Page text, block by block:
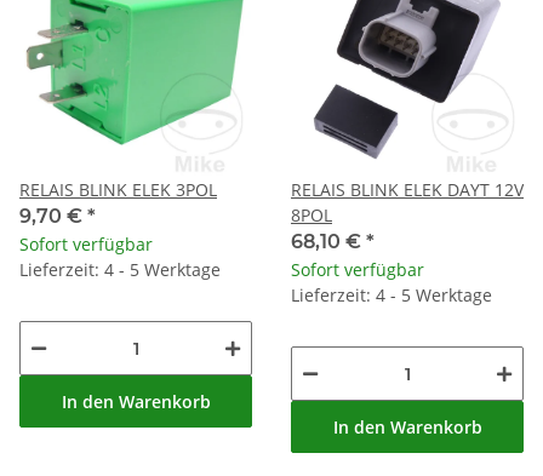
RELAIS BLINK ELEK 3POL
9,70 € *
Sofort verfügbar
Lieferzeit: 4 - 5 Werktage
In den Warenkorb
RELAIS BLINK ELEK DAYT 12V
8POL
68,10 € *
Sofort verfügbar
Lieferzeit: 4 - 5 Werktage
In den Warenkorb